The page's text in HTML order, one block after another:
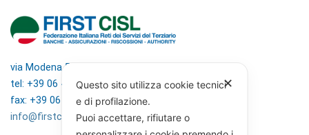
via Modena 5, 00184 Roma
tel: +39 06 4746351
fax: +39 06 4746136
info@firstcisl.it
✕
Questo sito utilizza cookie tecnici
e di profilazione.
Puoi accettare, rifiutare o